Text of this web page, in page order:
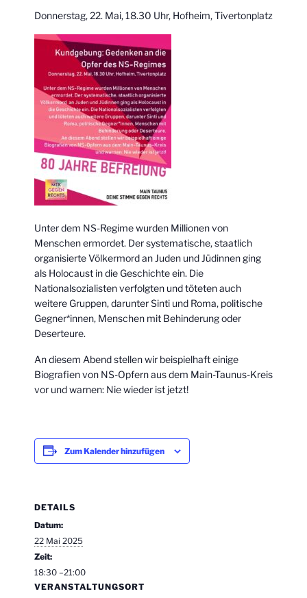
Donnerstag, 22. Mai, 18.30 Uhr, Hofheim, Tivertonplatz
Unter dem NS-Regime wurden Millionen von
Menschen ermordet. Der systematische, staatlich
organisierte Völkermord an Juden und Jüdinnen ging
als Holocaust in die Geschichte ein. Die
Nationalsozialisten verfolgten und töteten auch
weitere Gruppen, darunter Sinti und Roma, politische
Gegner*innen, Menschen mit Behinderung oder
Deserteure.
An diesem Abend stellen wir beispielhaft einige
Biografien von NS-Opfern aus dem Main-Taunus-Kreis
vor und warnen: Nie wieder ist jetzt!
Zum Kalender hinzufügen
DETAILS
Datum:
22 Mai 2025
Zeit:
18:30 –21:00
VERANSTALTUNGSORT